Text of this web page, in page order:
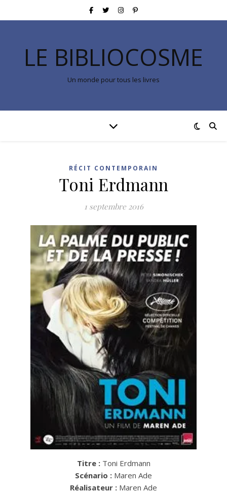
LE BIBLIOCOSME
Un monde pour tous les livres
RÉCIT CONTEMPORAIN
Toni Erdmann
1 septembre 2016
Titre : Toni Erdmann
Scénario : Maren Ade
Réalisateur : Maren Ade